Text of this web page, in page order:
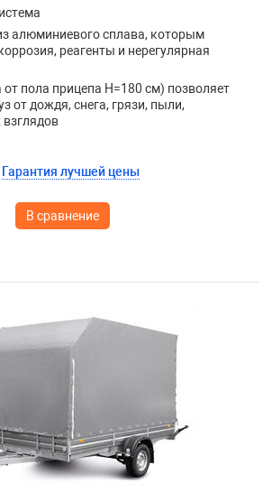
алюминиевого сплава, которым
реагенты и нерегулярная
от пола прицепа H=180 см) позволяет
от дождя, снега, грязи, пыли,
взглядов
Гарантия лучшей цены
В сравнение